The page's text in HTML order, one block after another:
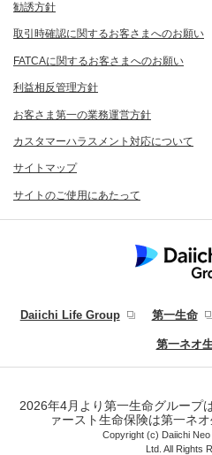
勧誘方針
取引時確認に関するお客さまへのお願い
FATCAに関するお客さまへのお願い
利益相反管理方針
お客さま第一の業務運営方針
カスタマーハラスメント対応について
サイトマップ
サイトのご使用にあたって
Daiichi Life Group 第一生命
第一ネオ
2026年4月より第一生命グループ
ァースト生命保険は第一ネ
Copyright (c) Daiichi Neo
Ltd. All Rights